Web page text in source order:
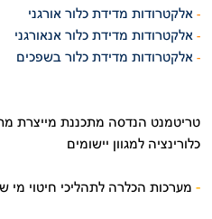
אלקטרודות מדידת כלור אורגני -
אלקטרודות מדידת כלור אנאורגני -
אלקטרודות מדידת כלור בשפכים -
טריטמנט הנדסה מתכננת מייצרת
כלורינציה למגוון יישומים
-